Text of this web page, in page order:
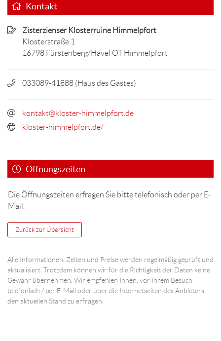
Kontakt
Zisterzienser Klosterruine Himmelpfort
Klosterstraße 1
16798 Fürstenberg/Havel OT Himmelpfort
033089-41888 (Haus des Gastes)
kontakt@kloster-himmelpfort.de
kloster-himmelpfort.de/
Öffnungszeiten
Die Öffnungszeiten erfragen Sie bitte telefonisch oder per E-
Mail.
Zurück zur Übersicht
Alle Informationen, Zeiten und Preise werden regelmäßig geprüft und
aktualisiert. Trotzdem können wir für die Richtigkeit der Daten keine
Gewähr übernehmen. Wir empfehlen Ihnen, vor Ihrem Besuch
telefonisch / per E-Mail oder über die Internetseiten des Anbieters
den aktuellen Stand zu erfragen.